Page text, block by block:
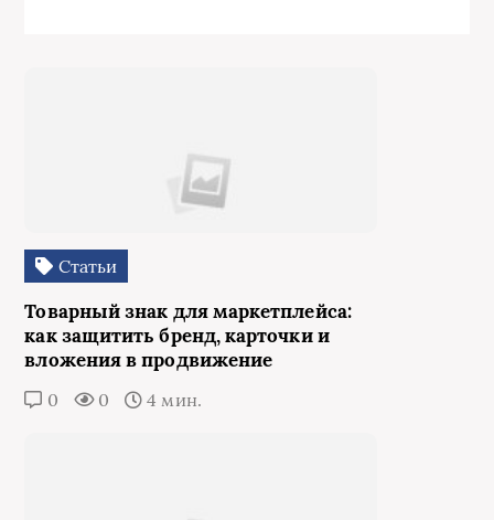
Статьи
Товарный знак для маркетплейса:
как защитить бренд, карточки и
вложения в продвижение
0 0 4 мин.